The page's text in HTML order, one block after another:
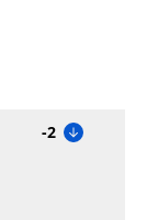
-2